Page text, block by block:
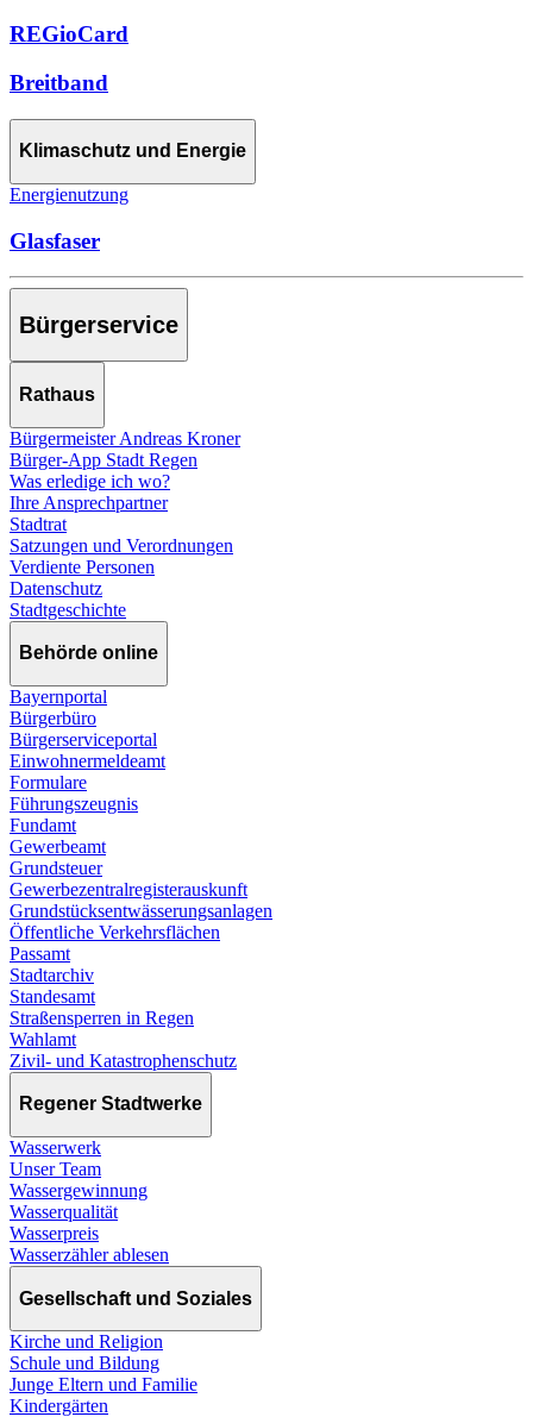
REGioCard
Breitband
Klimaschutz und Energie
Energienutzung
Glasfaser
Bürgerservice
Rathaus
Bürgermeister Andreas Kroner
Bürger-App Stadt Regen
Was erledige ich wo?
Ihre Ansprechpartner
Stadtrat
Satzungen und Verordnungen
Verdiente Personen
Datenschutz
Stadtgeschichte
Behörde online
Bayernportal
Bürgerbüro
Bürgerserviceportal
Einwohnermeldeamt
Formulare
Führungszeugnis
Fundamt
Gewerbeamt
Grundsteuer
Gewerbezentralregisterauskunft
Grundstücksentwässerungsanlagen
Öffentliche Verkehrsflächen
Passamt
Stadtarchiv
Standesamt
Straßensperren in Regen
Wahlamt
Zivil- und Katastrophenschutz
Regener Stadtwerke
Wasserwerk
Unser Team
Wassergewinnung
Wasserqualität
Wasserpreis
Wasserzähler ablesen
Gesellschaft und Soziales
Kirche und Religion
Schule und Bildung
Junge Eltern und Familie
Kindergärten